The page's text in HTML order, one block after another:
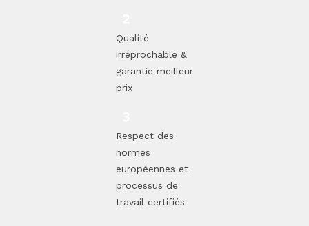
Qualité
irréprochable &
garantie meilleur
prix
Respect des
normes
européennes et
processus de
travail certifiés